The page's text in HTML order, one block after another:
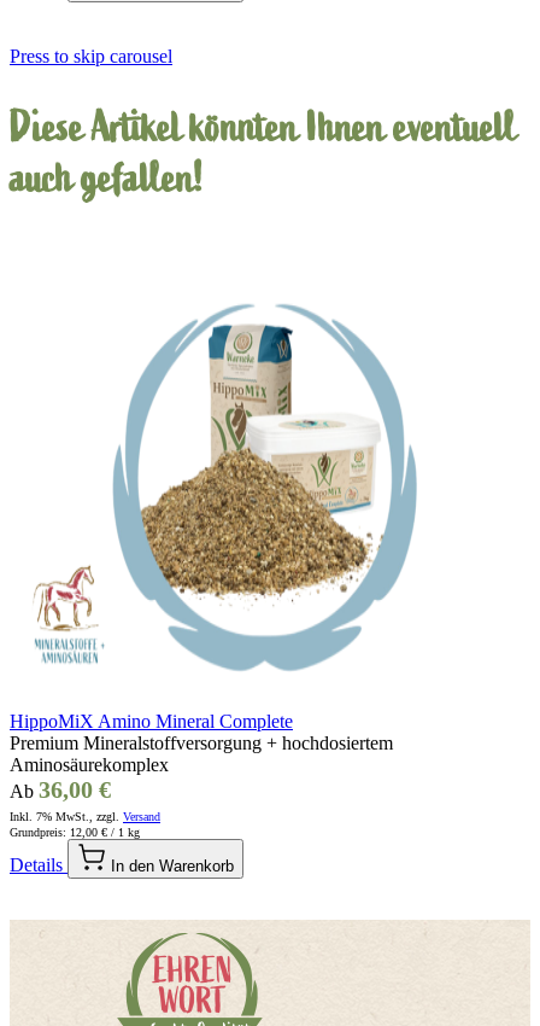
Press to skip carousel
Diese Artikel könnten Ihnen eventuell
auch gefallen!
HippoMiX Amino Mineral Complete
Premium Mineralstoffversorgung + hochdosiertem
Aminosäurekomplex
Ab 36,00 €
Inkl. 7% MwSt., zzgl. Versand
Grundpreis: 12,00 € / 1 kg
Details In den Warenkorb